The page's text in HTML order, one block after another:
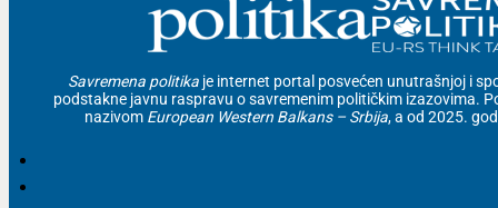
Savremena politika je internet portal posvećen unutrašnjoj i
podstakne javnu raspravu o savremenim političkim izazovima.
nazivom European Western Balkans – Srbija, a od 2025.